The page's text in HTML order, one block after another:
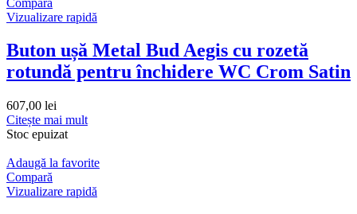
Vizualizare rapidă
Buton ușă Metal Bud Aegis cu rozetă
rotundă pentru închidere WC Crom Satin
607,00 lei
Citește mai mult
Stoc epuizat
Adaugă la favorite
Compară
Vizualizare rapidă